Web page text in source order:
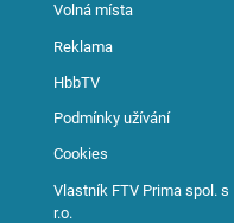
Volná místa
Reklama
HbbTV
Podmínky užívání
Cookies
Vlastník FTV Prima spol. s
r.o.